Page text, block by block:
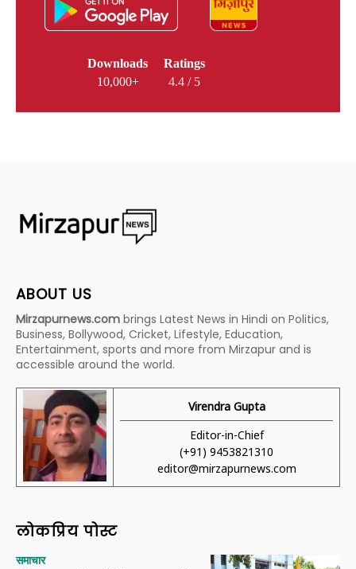
Downloads
10,000+
Ratings
4.4 / 5
ABOUT US
Mirzapurnews.com brings Latest News in Hindi on Politics,
Business, Bollywood, Cricket, Lifestyle, Education,
Entertainment, sports and more from Mirzapur and is
accessible around the world.
Virendra Gupta
Editor-in-Chief
(+91) 9453821310
editor@mirzapurnews.com
लोकप्रिय पोस्ट
समाचार